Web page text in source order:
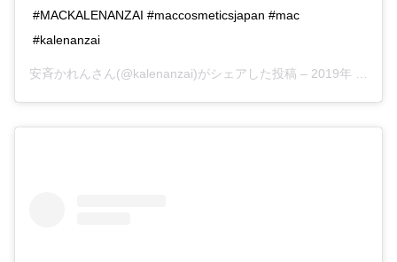
#MACKALENANZAI #maccosmeticsjapan #mac
#kalenanzai
安斉かれんさん(@kalenanzai)がシェアした投稿 – 2019年 5月月18日午後8時03分PDT